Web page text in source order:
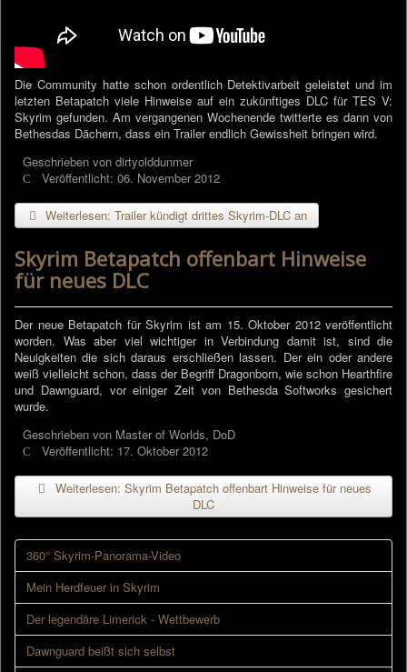
Die Community hatte schon ordentlich Detektivarbeit geleistet und im
letzten Betapatch viele Hinweise auf ein zukünftiges DLC für TES V:
Skyrim gefunden. Am vergangenen Wochenende twitterte es dann von
Bethesdas Dächern, dass ein Trailer endlich Gewissheit bringen wird.
Geschrieben von dirtyolddunmer
Veröffentlicht: 06. November 2012
Weiterlesen: Trailer kündigt drittes Skyrim-DLC an
Skyrim Betapatch offenbart Hinweise
für neues DLC
Der neue Betapatch für Skyrim ist am 15. Oktober 2012 veröffentlicht
worden. Was aber viel wichtiger in Verbindung damit ist, sind die
Neuigkeiten die sich daraus erschließen lassen. Der ein oder andere
weiß vielleicht schon, dass der Begriff Dragonborn, wie schon Hearthfire
und Dawnguard, vor einiger Zeit von Bethesda Softworks gesichert
wurde.
Geschrieben von Master of Worlds, DoD
Veröffentlicht: 17. Oktober 2012
Weiterlesen: Skyrim Betapatch offenbart Hinweise für neues
DLC
360° Skyrim-Panorama-Video
Mein Herdfeuer in Skyrim
Der legendäre Limerick - Wettbewerb
Dawnguard beißt sich selbst